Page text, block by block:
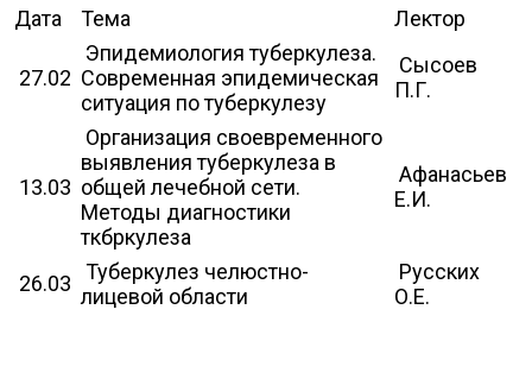
Дата Тема Лектор
27.02
Эпидемиология туберкулеза.
Современная эпидемическая
ситуация по туберкулезу
Сысоев
П.Г.
13.03
Организация своевременного
выявления туберкулеза в
общей лечебной сети.
Методы диагностики
ткбркулеза
Афанасьев
Е.И.
26.03
Туберкулез челюстно-
лицевой области
Русских
О.Е.